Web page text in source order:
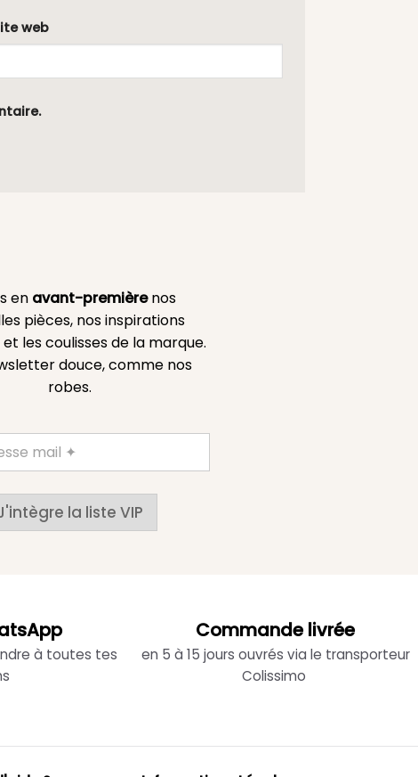
web
en avant-premièrenos
pièces, nos inspirations
les coulisses de la marque.
douce, comme nos
robes.
la liste VIP
à toutes tes
Commande livrée
en 5 à 15 jours ouvrés via le transporteur
Colissimo